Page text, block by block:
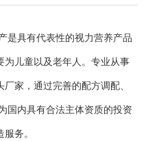
具有代表性的视力营养产品
为儿童以及老年人。专业从事
家，通过完善的配方调配、
国内具有合法主体资质的投资
务。